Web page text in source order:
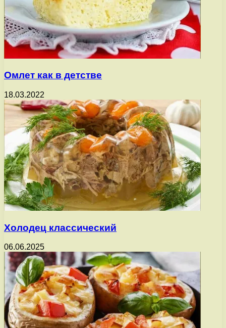
Омлет как в детстве
18.03.2022
Холодец классический
06.06.2025